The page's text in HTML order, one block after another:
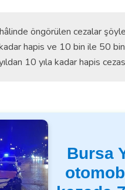
öngörülen cezalar
hapis ve 10 bin ile 50
10 yıla kadar hapis
Bursa